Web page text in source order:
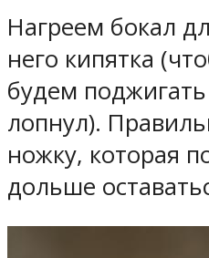
Нагреем бокал
него кипятка
будем
лопнул).
ножку, которая
дольше